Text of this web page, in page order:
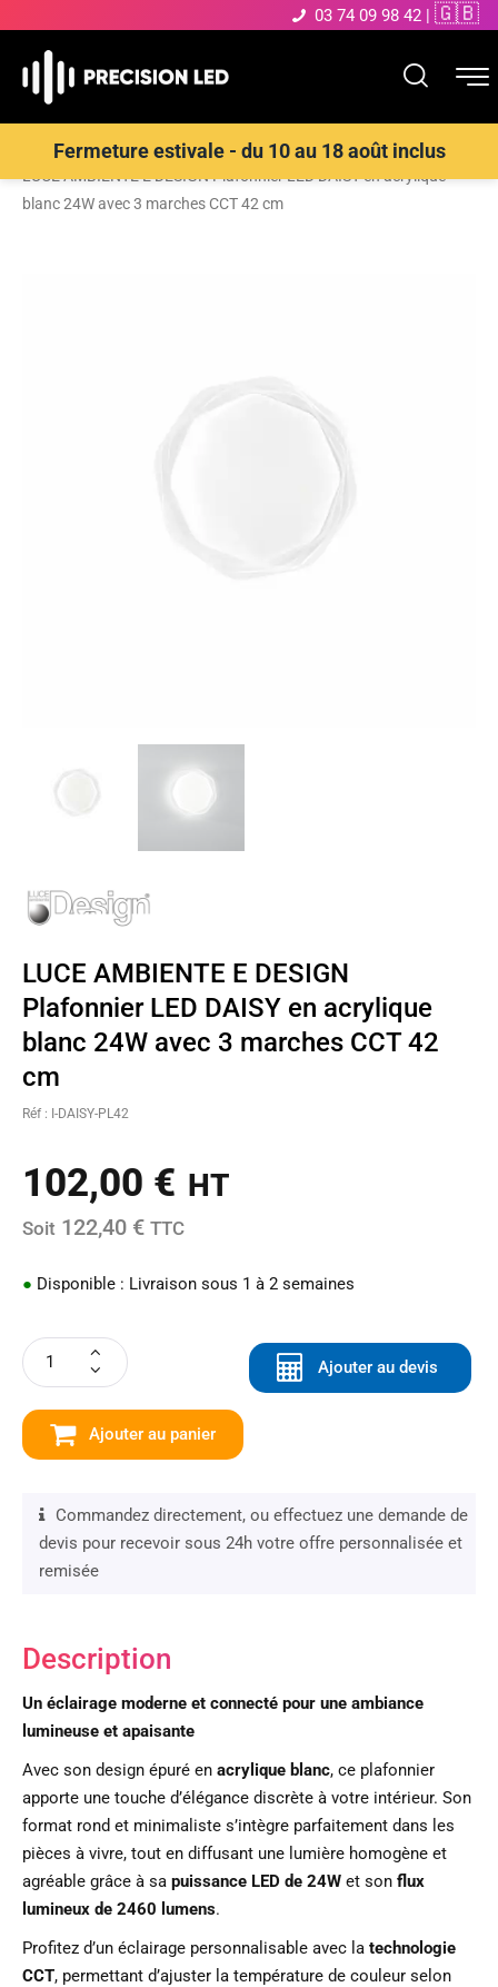
03 74 09 98 42 | 🇬🇧
Fermeture estivale - du 10 au 18 août inclus
Accueil>Boutique>ECLAIRAGE INTERIEUR LED>Plafonnier>
LUCE AMBIENTE E DESIGN Plafonnier LED DAISY en acrylique
blanc 24W avec 3 marches CCT 42 cm
LUCE AMBIENTE E DESIGN
Plafonnier LED DAISY en acrylique
blanc 24W avec 3 marches CCT 42
cm
Réf : I-DAISY-PL42
102,00 € HT
Soit 122,40 € TTC
● Disponible : Livraison sous 1 à 2 semaines
Ajouter au panier
Ajouter au devis
Commandez directement, ou effectuez une demande de
devis pour recevoir sous 24h votre offre personnalisée et
remisée
Description
Un éclairage moderne et connecté pour une ambiance
lumineuse et apaisante
Avec son design épuré en acrylique blanc, ce plafonnier
apporte une touche d’élégance discrète à votre intérieur. Son
format rond et minimaliste s’intègre parfaitement dans les
pièces à vivre, tout en diffusant une lumière homogène et
agréable grâce à sa puissance LED de 24W et son flux
lumineux de 2460 lumens.
Profitez d’un éclairage personnalisable avec la technologie
CCT, permettant d’ajuster la température de couleur selon